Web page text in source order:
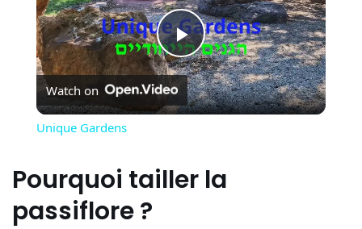
Play
Video
Watch on
Unique Gardens
Pourquoi tailler la
passiflore ?